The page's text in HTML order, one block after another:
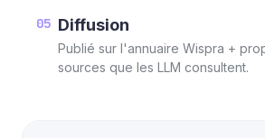
05 Diffusion
Publié sur l'annuaire Wispra +
sources que les LLM consultent.